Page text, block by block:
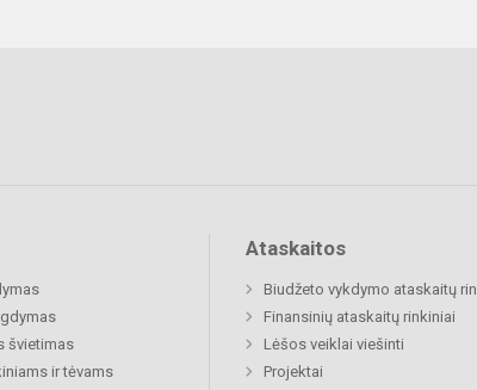
švietimas
ir tėvams
Ataskaitos
Biudžeto vykdymo ataskaitų
Finansinių ataskaitų rinkiniai
Lėšos veiklai viešinti
Projektai